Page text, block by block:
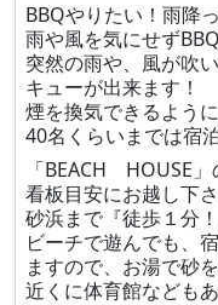
BBQやりたい！雨降
雨や風を気にせず
突然の雨や、風が吹
キューが出来ます！
煙を換気できるよう
40名くらいまでは宿
「BEACH HOUSE」
看板目安にお越し下
砂浜まで『徒歩１分
ビーチで遊んでも、
ますので、お湯で砂
近くに体育館なども